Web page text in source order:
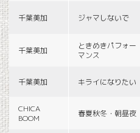
千葉美加 ジャマしないで
千葉美加
ときめきパフォー
マンス
千葉美加 キライになりたい
CHICA
BOOM
春夏秋冬・朝昼夜